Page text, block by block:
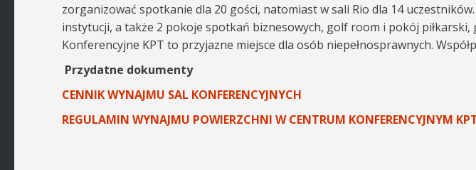
zorganizować spotkanie dla 20 gości, natomiast w sali Rio dla 14
instytucji, a także 2 pokoje spotkań biznesowych, golf room i pokój
Konferencyjne KPT to przyjazne miejsce dla osób niepełnosprawnych.
Przydatne dokumenty
CENNIK WYNAJMU SAL KONFERENCYJNYCH
REGULAMIN WYNAJMU POWIERZCHNI W CENTRUM KONFERENCYJNYM